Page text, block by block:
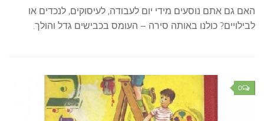
האם גם אתם נוסעים מידי יום לעבודה, לעיסוקים, לנכדים או
לבילויים? כולנו באותה סירה – העומס בכבישים גדל והולך.
0